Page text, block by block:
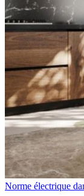
Norme électrique